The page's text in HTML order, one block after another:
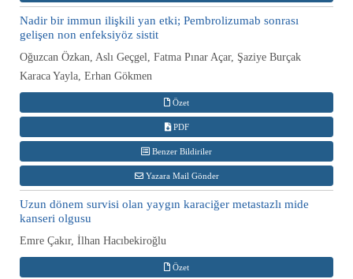
Nadir bir immun ilişkili yan etki; Pembrolizumab sonrası
gelişen non enfeksiyöz sistit
Oğuzcan Özkan, Aslı Geçgel, Fatma Pınar Açar, Şaziye Burçak
Karaca Yayla, Erhan Gökmen
Özet
PDF
Benzer Bildiriler
Yazara Mail Gönder
Uzun dönem survisi olan yaygın karaciğer metastazlı mide
kanseri olgusu
Emre Çakır, İlhan Hacıbekiroğlu
Özet